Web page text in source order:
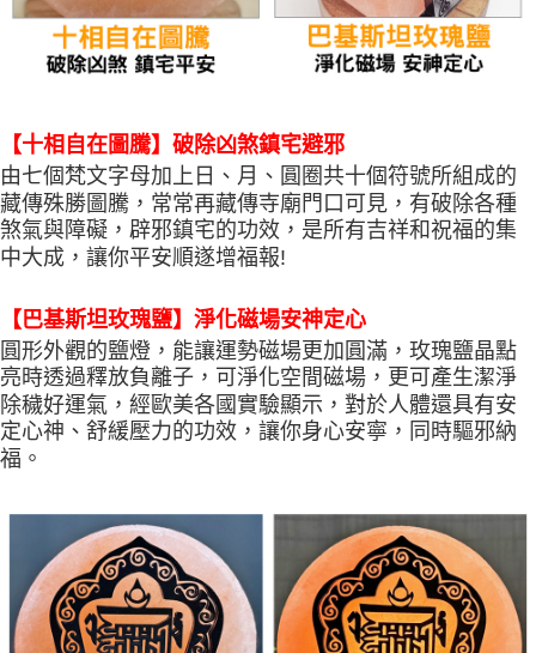
【十相自在圖騰】破除凶煞鎮宅避邪
由七個梵文字母加上日、月、圓圈共十個符號所組成的
藏傳殊勝圖騰，常常再藏傳寺廟門口可見，有破除各種
煞氣與障礙，辟邪鎮宅的功效，是所有吉祥和祝福的集
中大成，讓你平安順遂增福報!
【巴基斯坦玫瑰鹽】淨化磁場安神定心
圓形外觀的鹽燈，能讓運勢磁場更加圓滿，玫瑰鹽晶點
亮時透過釋放負離子，可淨化空間磁場，更可產生潔淨
除穢好運氣，經歐美各國實驗顯示，對於人體還具有安
定心神、舒緩壓力的功效，讓你身心安寧，同時驅邪納
福。